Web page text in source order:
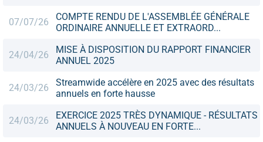
07/07/26
COMPTE RENDU DE L'ASSEMBLÉE GÉNÉRALE
ORDINAIRE ANNUELLE ET EXTRAORD...
24/04/26
MISE À DISPOSITION DU RAPPORT FINANCIER
ANNUEL 2025
24/03/26
Streamwide accélère en 2025 avec des résultats
annuels en forte hausse
24/03/26
EXERCICE 2025 TRÈS DYNAMIQUE - RÉSULTATS
ANNUELS À NOUVEAU EN FORTE...